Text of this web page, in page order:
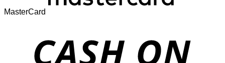
MasterCard